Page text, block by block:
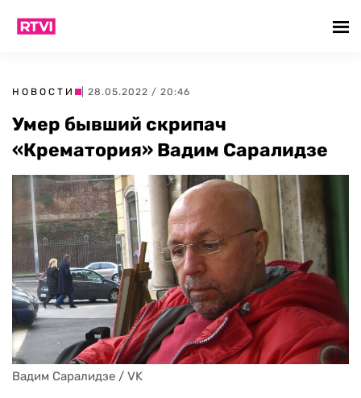
НОВОСТИ | 28.05.2022 / 20:46
Умер бывший скрипач
«Крематория» Вадим Саралидзе
Вадим Саралидзе / VK